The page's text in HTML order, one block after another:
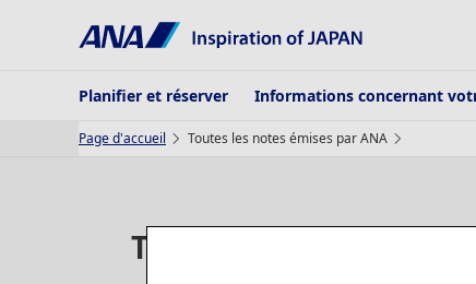
Planifier et réserver Informations concernant
Page d'accueil Toutes les notes émises par ANA
Toutes les notes